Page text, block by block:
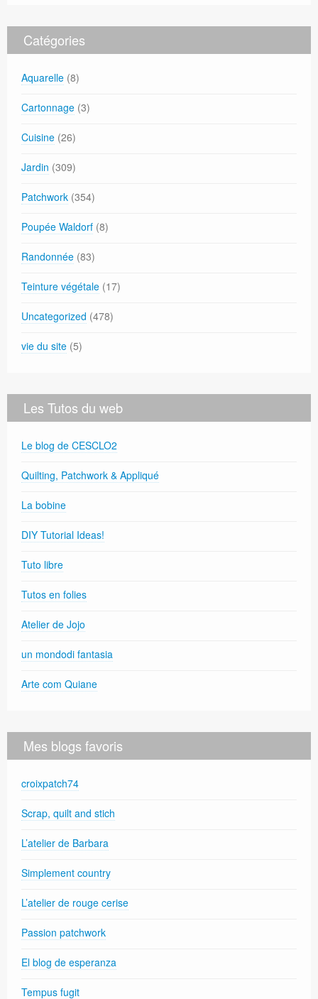
Catégories
Aquarelle (8)
Cartonnage (3)
Cuisine (26)
Jardin (309)
Patchwork (354)
Poupée Waldorf (8)
Randonnée (83)
Teinture végétale (17)
Uncategorized (478)
vie du site (5)
Les Tutos du web
Le blog de CESCLO2
Quilting, Patchwork & Appliqué
La bobine
DIY Tutorial Ideas!
Tuto libre
Tutos en folies
Atelier de Jojo
un mondodi fantasia
Arte com Quiane
Mes blogs favoris
croixpatch74
Scrap, quilt and stich
L’atelier de Barbara
Simplement country
L’atelier de rouge cerise
Passion patchwork
El blog de esperanza
Tempus fugit